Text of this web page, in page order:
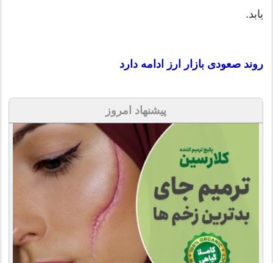
یابد.
روند صعودی بازار ارز ادامه دارد
پیشنهاد امروز